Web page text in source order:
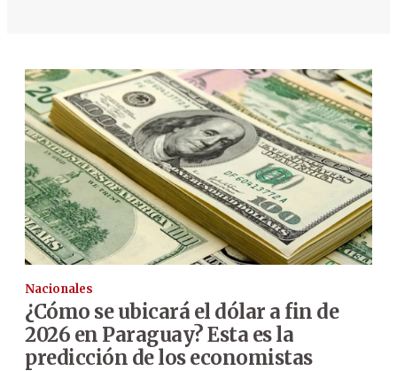
Nacionales
¿Cómo se ubicará el dólar a fin de
2026 en Paraguay? Esta es la
predicción de los economistas